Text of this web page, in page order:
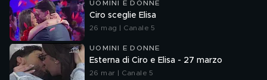
UOMINI E DONNE
Ciro sceglie Elisa
26 mag | Canale 5
UOMINI E DONNE
Esterna di Ciro e Elisa - 27 marzo
26 mar | Canale 5